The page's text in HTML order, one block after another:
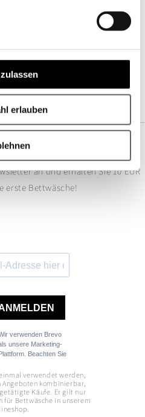
erlauben
an und erhalten Sie 10 EUR
erste Bettwäsche!
verwendet werden,
kombinierbar,
Käufe. Er gilt nur
für Bettwäsche in unserem